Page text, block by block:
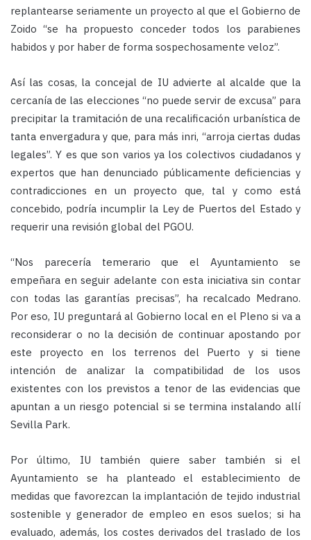
replantearse seriamente un proyecto al que el Gobierno de
Zoido “se ha propuesto conceder todos los parabienes
habidos y por haber de forma sospechosamente veloz”.
Así las cosas, la concejal de IU advierte al alcalde que la
cercanía de las elecciones “no puede servir de excusa” para
precipitar la tramitación de una recalificación urbanística de
tanta envergadura y que, para más inri, “arroja ciertas dudas
legales”. Y es que son varios ya los colectivos ciudadanos y
expertos que han denunciado públicamente deficiencias y
contradicciones en un proyecto que, tal y como está
concebido, podría incumplir la Ley de Puertos del Estado y
requerir una revisión global del PGOU.
“Nos parecería temerario que el Ayuntamiento se
empeñara en seguir adelante con esta iniciativa sin contar
con todas las garantías precisas”, ha recalcado Medrano.
Por eso, IU preguntará al Gobierno local en el Pleno si va a
reconsiderar o no la decisión de continuar apostando por
este proyecto en los terrenos del Puerto y si tiene
intención de analizar la compatibilidad de los usos
existentes con los previstos a tenor de las evidencias que
apuntan a un riesgo potencial si se termina instalando allí
Sevilla Park.
Por último, IU también quiere saber también si el
Ayuntamiento se ha planteado el establecimiento de
medidas que favorezcan la implantación de tejido industrial
sostenible y generador de empleo en esos suelos; si ha
evaluado, además, los costes derivados del traslado de los